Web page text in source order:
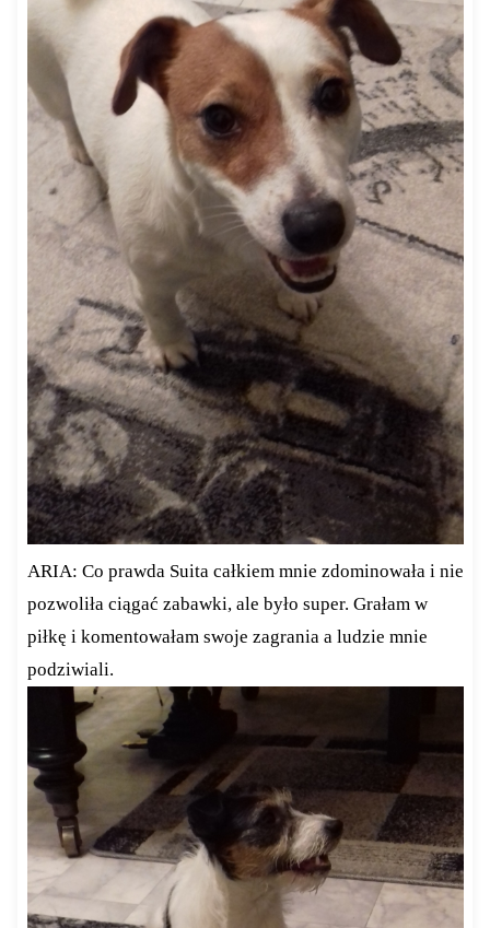
ARIA: Co prawda Suita całkiem mnie zdominowała i nie
pozwoliła ciągać zabawki, ale było super. Grałam w
piłkę i komentowałam swoje zagrania a ludzie mnie
podziwiali.